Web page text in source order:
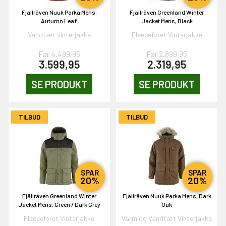
Fjällräven Nuuk Parka Mens,
Autumn Leaf
Vandtæt vinterjakke
Før 4.499,95
3.599,95
SE PRODUKT
Fjällräven Greenland Winter
Jacket Mens, Black
Fleeceforet Vinterjakke
Før 2.899,95
2.319,95
SE PRODUKT
TILBUD
SPAR
20%
Fjällräven Greenland Winter
Jacket Mens, Green / Dark Grey
Fleeceforet Vinterjakke
TILBUD
SPAR
20%
Fjällräven Nuuk Parka Mens, Dark
Oak
Varm og Vandtæt Vinterjakke
PÅ
om et gavekort på
VIND!